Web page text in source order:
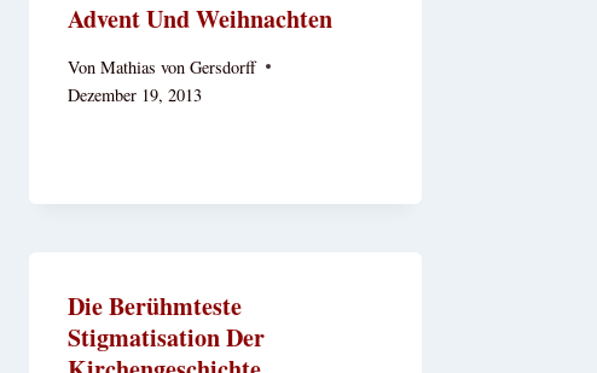
Advent Und Weihnachten
Von Mathias von Gersdorff
Dezember 19, 2013
Die Berühmteste
Stigmatisation Der